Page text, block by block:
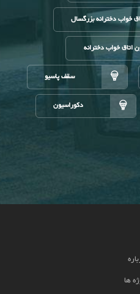
خواب دخترانه بزرگسال
اتاق خواب دخترانه
سقف پاسیو
دکوراسیون
ها